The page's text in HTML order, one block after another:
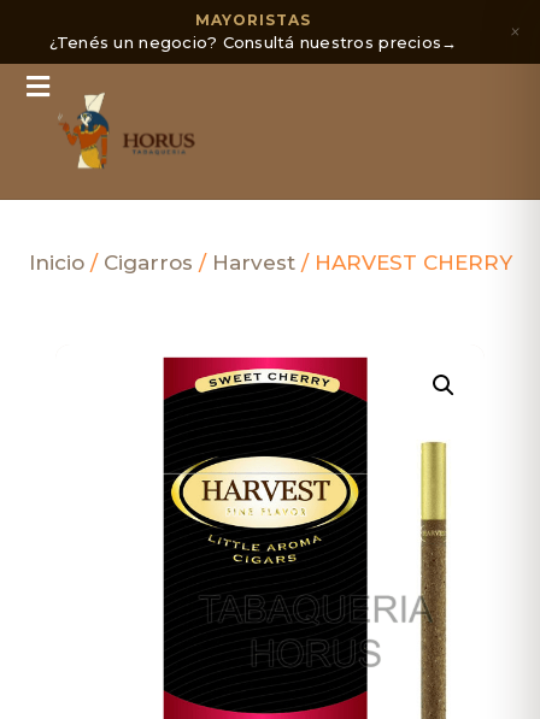
MAYORISTAS
¿Tenés un negocio? Consultá nuestros precios→ ×
Inicio/ Cigarros / Harvest/ HARVEST CHERRY